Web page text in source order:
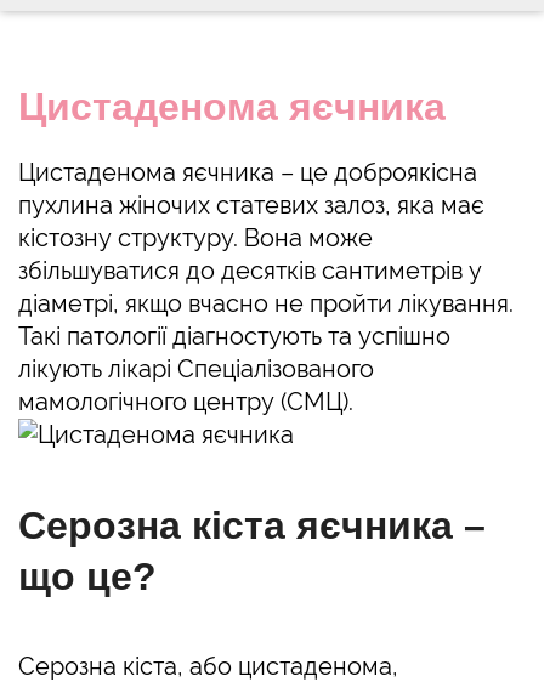
Цистаденома яєчника
Цистаденома яєчника – це доброякісна
пухлина жіночих статевих залоз, яка має
кістозну структуру. Вона може
збільшуватися до десятків сантиметрів у
діаметрі, якщо вчасно не пройти лікування.
Такі патології діагностують та успішно
лікують лікарі Спеціалізованого
мамологічного центру (СМЦ).
Серозна кіста яєчника –
що це?
Серозна кіста, або цистаденома,